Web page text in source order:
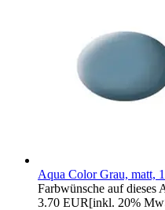
Aqua Color Grau, matt,
Farbwünsche auf dieses
3.70 EUR[inkl. 20%